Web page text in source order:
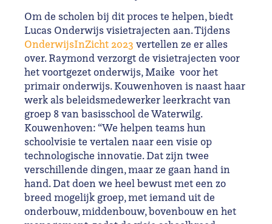
Om de scholen bij dit proces te helpen, biedt
Lucas Onderwijs visietrajecten aan. Tijdens
OnderwijsInZicht 2023 vertellen ze er alles
over. Raymond verzorgt de visietrajecten voor
het voortgezet onderwijs, Maike voor het
primair onderwijs. Kouwenhoven is naast haar
werk als beleidsmedewerker leerkracht van
groep 8 van basisschool de Waterwilg.
Kouwenhoven: “We helpen teams hun
schoolvisie te vertalen naar een visie op
technologische innovatie. Dat zijn twee
verschillende dingen, maar ze gaan hand in
hand. Dat doen we heel bewust met een zo
breed mogelijk groep, met iemand uit de
onderbouw, middenbouw, bovenbouw en het